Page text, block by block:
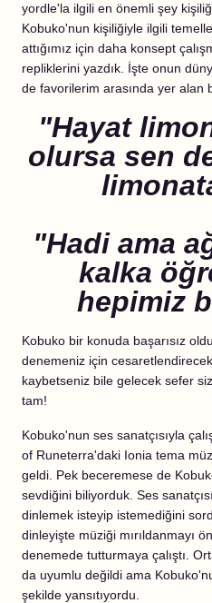
yordle'la ilgili en önemli şey
Kobuko'nun kişiliğiyle ilgili
attığımız için daha konsept
repliklerini yazdık. İşte onun
de favorilerim arasında yer alan
"Hayat
olursa sen
"Hadi ama
kalka
hepimiz
Kobuko bir konuda başarısız
denemeniz için
kaybetseniz bile gelecek sefer
tam!
Kobuko'nun ses sanatçısıyla
of Runeterra'daki Ionia tema
geldi. Pek beceremese de
sevdiğini biliyorduk. Ses
dinlemek isteyip istemediğini
dinleyişte müziği mırıldanmayı
denemede tutturmaya çalıştı.
da uyumlu değildi ama
şekilde yansıtıyordu.